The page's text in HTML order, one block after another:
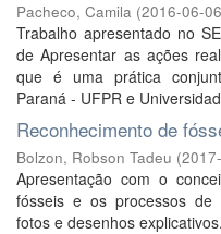
Pacheco, Camila (2016-06-06
Trabalho apresentado no
de Apresentar as ações
que é uma prática
Paraná - UFPR e
Reconhecimento de
Bolzon, Robson Tadeu (
Apresentação com o
fósseis e os processos de
fotos e desenhos explicativos.